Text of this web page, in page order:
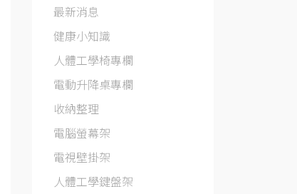
最新消息
健康小知識
人體工學椅專欄
電動升降桌專欄
收納整理
電腦螢幕架
電視壁掛架
人體工學鍵盤架